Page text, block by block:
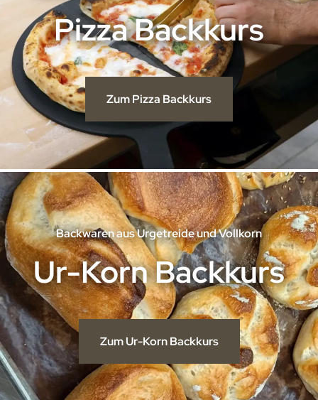
Pizza Backkurs
Zum Pizza Backkurs
Backwaren aus Urgetreide und Vollkorn
Ur-Korn Backkurs
Zum Ur-Korn Backkurs